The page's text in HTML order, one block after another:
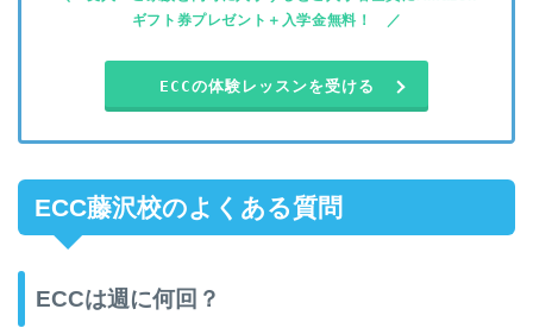
ギフト券プレゼント＋入学金無料！
ECCの体験レッスンを受ける
ECC藤沢校のよくある質問
ECCは週に何回？